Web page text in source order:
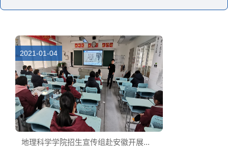
地理科学学院招生宣传组赴安徽开展...
2021-01-04